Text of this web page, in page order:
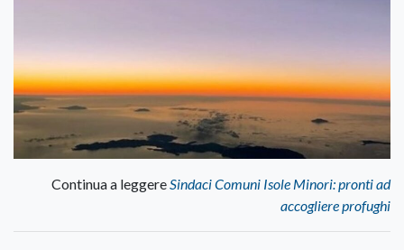
Continua a leggereSindaci Comuni Isole Minori: pronti ad
accogliere profughi